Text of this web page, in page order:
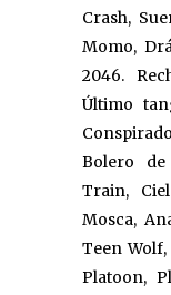
Crash,
Momo,
2046.
Último
Bolero de
Train,
Mosca,
Teen
Platoon,